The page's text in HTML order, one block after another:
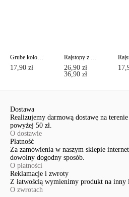
Grube kolorowe rajstopy COLOURS TOP Lycra®
17,90 zł
Rajstopy z imitacją pończoch ze sznurowaniem z tyłu POEMA Lycra®
26,90 zł
36,90 zł
Dostawa
Realizujemy darmową dostawę na
powyżej 50 zł.
O dostawie
Płatność
Za zamówienia w naszym sklepie
dowolny dogodny sposób.
O płatności
Reklamacje i zwroty
Z łatwością wymienimy produkt na inny
O zwrotach